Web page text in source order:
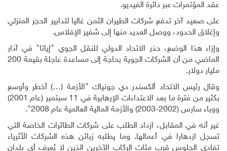
عقد المؤتمرات عبر دائرة الفيديو.
على صعيد آخر تدفع شركات الطيران الثمن غاليا لتدابير الحجر المنزلي
وإغلاق الحدود، ووصل العديد منها إلى شفير الإفلاس.
وإزاء هذا الوضع، حذر الاتحاد الدولي للنقل الجوي "إياتا" في آذار
الماضي من أن الشركات الجوية بحاجة إلى مساعدة عاجلة بقيمة 200
مليار دولار.
وقال رئيس الاتحاد ألكسندر دي جونياك "الأزمة (…) أخطر وأوسع
بكثير من فترة ما بعد الاعتداءات الإرهابية في 11 سبتمبر (عام 2001)
ووباء سارس (2002-2003) والأزمة المالية العالمية عام 2008".
غير أنه في المقابل، ازداد الطلب على شركات الطائرات الخاصة التي
تسجل ازدهارا في أعمالها. وما يطلبه زبائن هذه الشركات الأثرياء
تفادي الجلوس قرب مئات الركاب الآخرين الذين لا يُعرف أي بلدان